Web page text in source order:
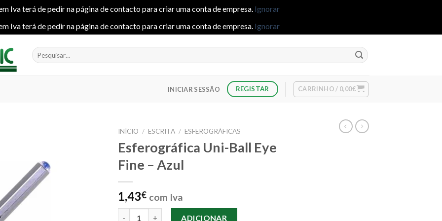
Iva terá de pedir na página de contacto para criar uma conta de empresa. Ignorar
Iva terá de pedir na página de contacto para criar uma conta de empresa. Ignorar
Pesquisar
por:
INICIAR SESSÃO REGISTAR CARRINHO / 0,00€
INÍCIO / ESCRITA / ESFEROGRÁFICAS
Esferográfica Uni-Ball Eye
Fine – Azul
1,43€ com Iva
ADICIONAR